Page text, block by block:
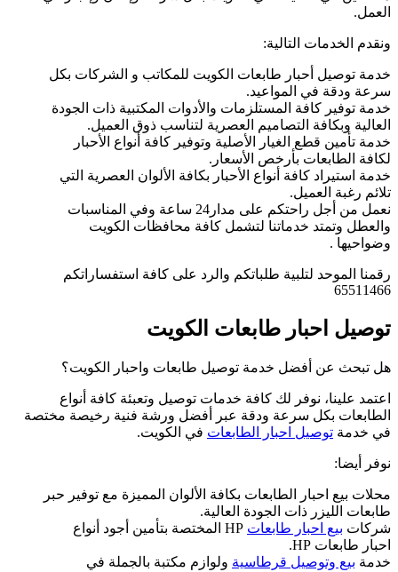
العمل.
ونقدم الخدمات التالية:
خدمة توصيل أحبار طابعات الكويت للمكاتب و الشركات بكل
سرعة ودقة في المواعيد.
خدمة توفير كافة المستلزمات والأدوات المكتبية ذات الجودة
العالية وبكافة التصاميم العصرية لتناسب ذوق العميل.
خدمة تأمين قطع الغيار الأصلية وتوفير كافة أنواع الأحبار
لكافة الطابعات بأرخص الأسعار.
خدمة استيراد كافة أنواع الأحبار بكافة الألوان العصرية التي
تلائم رغبة العميل.
نعمل من أجل راحتكم على مدار24 ساعة وفي المناسبات
والعطل وتمتد خدماتنا لتشمل كافة محافظات الكويت
وضواحيها .
رقمنا الموحد لتلبية طلباتكم والرد على كافة استفساراتكم
65511466
توصيل احبار طابعات الكويت
هل تبحث عن أفضل خدمة توصيل طابعات واحبار الكويت؟
اعتمد علينا، نوفر لك كافة خدمات توصيل وتعبئة كافة أنواع
الطابعات بكل سرعة ودقة عبر أفضل ورشة فنية رخيصة مختصة
في خدمة توصيل احبار الطابعات في الكويت.
نوفر أيضا:
محلات بيع احبار الطابعات بكافة الألوان المميزة مع توفير حبر
طابعات الليزر ذات الجودة العالية.
شركات بيع احبار طابعات
HP المختصة بتأمين أجود أنواع
احبار طابعات HP.
خدمة بيع وتوصيل قرطاسية ولوازم مكتبة بالجملة في